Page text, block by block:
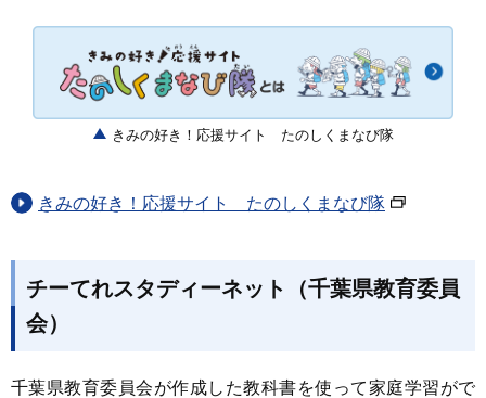
きみの好き！応援サイト たのしくまなび隊
きみの好き！応援サイト たのしくまなび隊
チーてれスタディーネット（千葉県教育委員
会）
千葉県教育委員会が作成した教科書を使って家庭学習がで